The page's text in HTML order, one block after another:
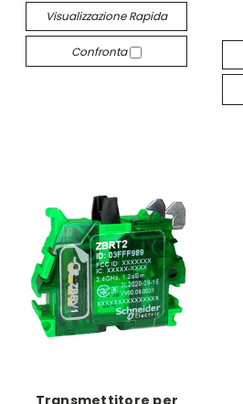
Visualizzazione Rapida
Confronta